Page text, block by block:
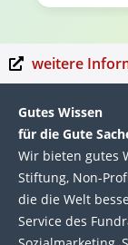
weitere
Gutes Wissen
für die Gute
Wir bie­ten gutes
Stif­tung, Non-
die die Welt
Service des